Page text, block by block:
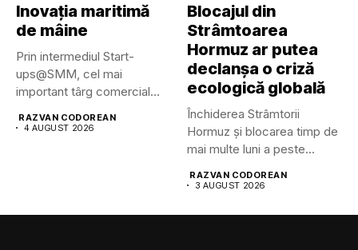
Inovația maritimă
de mâine
Prin intermediul Start-
ups@SMM, cel mai
important târg comercial
RAZVAN CODOREAN
4 AUGUST 2026
Blocajul din
Strâmtoarea
Hormuz ar putea
declanșa o criză
ecologică globală
Închiderea Strâmtorii
Hormuz și blocarea timp de
mai multe luni a peste...
RAZVAN CODOREAN
3 AUGUST 2026